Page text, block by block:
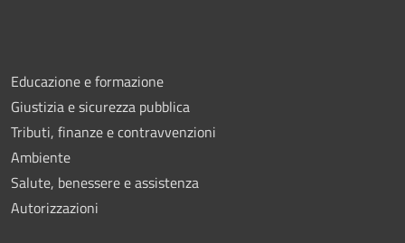
Educazione e formazione
Giustizia e sicurezza pubblica
Tributi, finanze e contravvenzioni
Ambiente
Salute, benessere e assistenza
Autorizzazioni